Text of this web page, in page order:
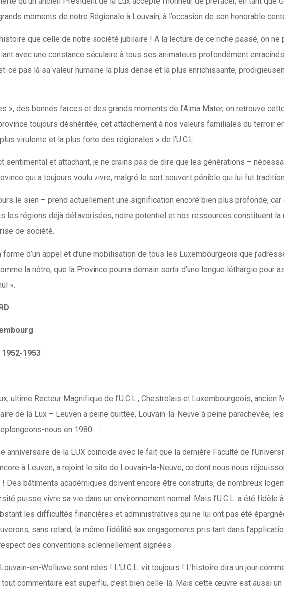
moments de notre Régionale à Louvain, à l’occasion de son honorable
que celle de notre société jubilaire ! A la lecture de ce riche passé, on ne
avec une constance séculaire à tous ses animateurs profondément
ce pas là sa valeur humaine la plus dense et la plus enrichissante,
», des bonnes farces et des grands moments de l’Alma Mater, on retrouve
toujours déshéritée, cet attachement à nos valeurs familiales du terroir
virulente et la plus forte des régionales » de l’U.C.L.
sentimental et attachant, je ne crains pas de dire que les générations –
qui a toujours voulu vivre, malgré le sort souvent pénible qui lui fut
le sien – prend actuellement une signification encore bien plus profonde,
les régions déjà défavorisées, notre potentiel et nos ressources constituent
de société.
d’un appel et d’une mobilisation de tous les Luxembourgeois que
la nôtre, que la Province pourra demain sortir d’une longue léthargie
».
1953
ultime Recteur Magnifique de l’U.C.L., Chestrolais et Luxembourgeois,
de la Lux – Leuven a peine quittée, Louvain-la-Neuve à peine parachevée,
nous en 1980… :
anniversaire de la LUX coïncide avec le fait que la dernière Faculté de
à Leuven, a rejoint le site de Louvain-la-Neuve, ce dont nous nous
! Des bâtiments académiques doivent encore être construits, de nombreux
puisse vivre sa vie dans un environnement normal. Mais l’U.C.L. a été
les difficultés financières et administratives qui ne lui ont pas été
sans retard, la même fidélité aux engagements pris tant dans
des conventions solennellement signées.
en-Wolluwe sont nées ! L’U.C.L. vit toujours ! L’histoire dira un jour
tout commentaire est superflu, c’est bien celle-là. Mais cette œuvre est aussi un